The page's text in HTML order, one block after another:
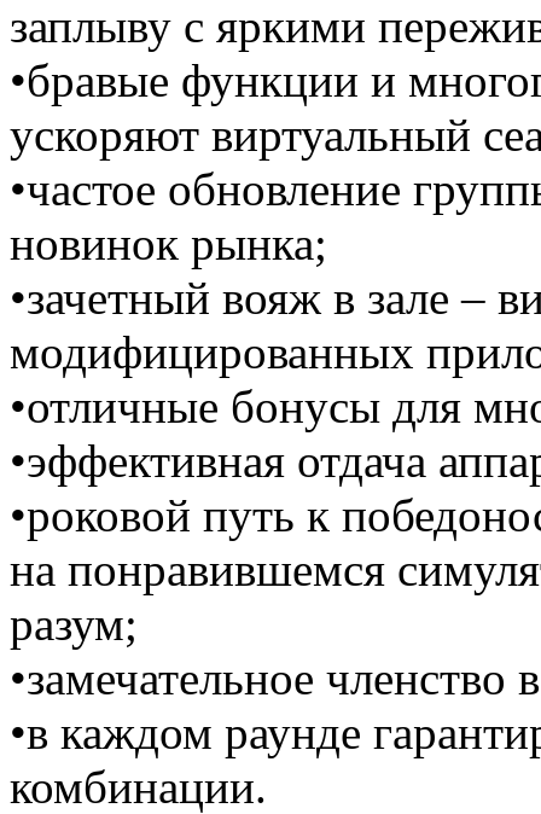
заплыву с яркими
•бравые функции и
ускоряют виртуальный
•частое обновление
новинок рынка;
•зачетный вояж в зале –
модифицированных
•отличные бонусы для
•эффективная отдача
•роковой путь к
на понравившемся
разум;
•замечательное
•в каждом раунде
комбинации.